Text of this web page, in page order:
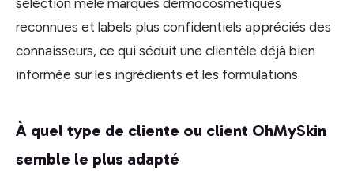
reconnues et labels plus confidentiels appréciés des
connaisseurs, ce qui séduit une clientèle déjà bien
informée sur les ingrédients et les formulations.
À quel type de cliente ou client OhMySkin
semble le plus adapté